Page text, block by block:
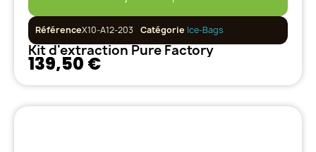
RéférenceX10-A12-203 Catégorie Ice-Bags
Kit d'extraction Pure Factory
139,50 €